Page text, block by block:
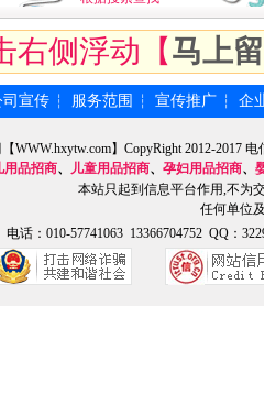
右侧浮动【马上
司宣传 ┆ 服务范围 ┆ 宣传推广 ┆ 企
【WWW.hxytw.com】CopyRight 2012-2017
用品招商、 儿童用品招商、 孕妇用品招商、
本站只起到信息平台作用,不为
任何单位
电话：010-57741063 13366704752 QQ：